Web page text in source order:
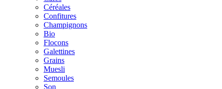
Céréales
Confitures
Champignons
Bio
Flocons
Galettines
Grains
Muesli
Semoules
Son